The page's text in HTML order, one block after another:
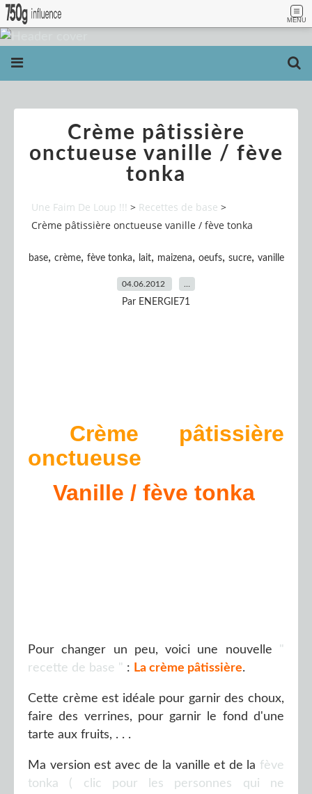
MENU
Crème pâtissière
onctueuse vanille / fève
tonka
Une Faim De Loup !!! > Recettes de base >
Crème pâtissière onctueuse vanille / fève tonka
base, crème, fève tonka, lait, maizena, oeufs, sucre, vanille
04.06.2012
Par ENERGIE71
Crème pâtissière
onctueuse
Vanille / fève tonka
Pour changer un peu, voici une nouvelle "
recette de base " : La crème pâtissière.
Cette crème est idéale pour garnir des choux,
faire des verrines, pour garnir le fond d'une
tarte aux fruits, . . .
Ma version est avec de la vanille et de la fève
tonka ( clic pour les personnes qui ne